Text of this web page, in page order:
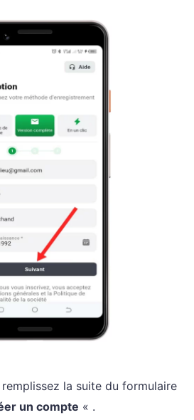
la suite du formulaire
un compte « .